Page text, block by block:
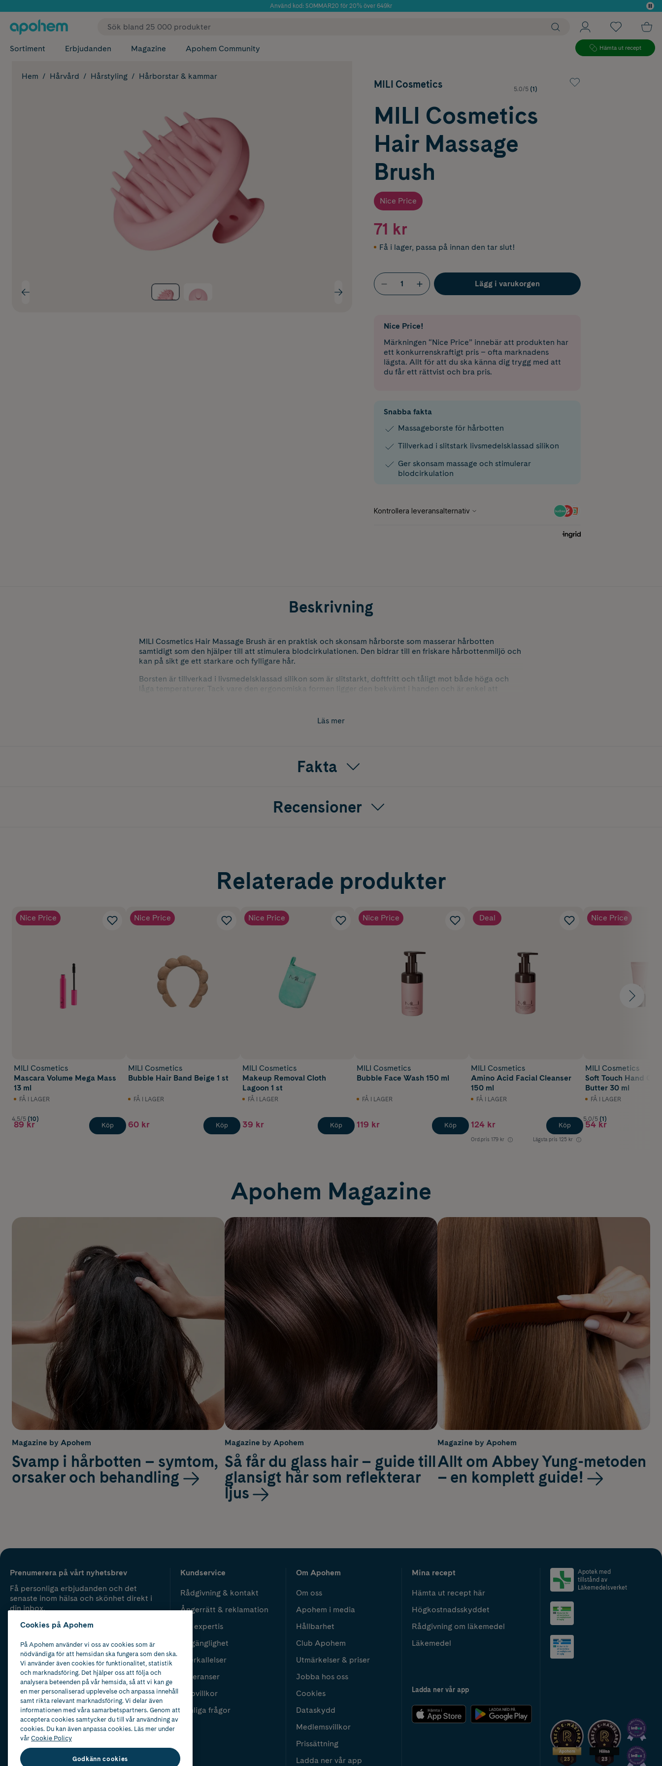
Använd kod: SOMMAR20 för 20% över 649kr
✓ Fri frakt
Sortiment Erbjudanden Magazine Apohem Community Hämta ut recept
Hem Hårvård Hårstyling Hårborstar & kammar
MILI Cosmetics 5.0/5 (1)
MILI Cosmetics
Hair Massage
Brush
Nice Price
71 kr
Få i lager, passa på innan den tar slut!
Lägg i varukorgen
Nice Price!
Märkningen “Nice Price” innebär att produkten har
ett konkurrenskraftigt pris – ofta marknadens
lägsta. Allt för att du ska känna dig trygg med att
du får ett rättvist och bra pris.
Snabba fakta
Massageborste för hårbotten
Tillverkad i slitstark livsmedelsklassad silikon
Ger skonsam massage och stimulerar
blodcirkulation
Beskrivning
MILI Cosmetics Hair Massage Brush är en praktisk och skonsam hårborste som masserar hårbotten
samtidigt som den hjälper till att stimulera blodcirkulationen. Den bidrar till en friskare hårbottenmiljö och
kan på sikt ge ett starkare och fylligare hår.
Borsten är tillverkad i livsmedelsklassad silikon som är slitstarkt, doftfritt och tåligt mot både höga och
låga temperaturer. Tack vare den ergonomiska formen ligger den bekvämt i handen och är enkel att
Med rätt skötsel håller den länge och blir ett hållbart verktyg i din hårvårdsrutin.
Läs mer
Fakta
Recensioner
Relaterade produkter
Nice Price
MILI Cosmetics
Mascara Volume Mega Mass
13 ml
FÅ I LAGER
4.5/5 (10)
89 kr Köp
Nice Price
MILI Cosmetics
Bubble Hair Band Beige 1 st
FÅ I LAGER
60 kr Köp
Nice Price
MILI Cosmetics
Makeup Removal Cloth
Lagoon 1 st
FÅ I LAGER
39 kr Köp
Nice Price
MILI Cosmetics
Bubble Face Wash 150 ml
FÅ I LAGER
119 kr Köp
Deal
MILI Cosmetics
Amino Acid Facial Cleanser
150 ml
FÅ I LAGER
124 kr
Ord.pris 179 kr Lägsta pris 125 kr
Köp
Nice Price
MILI Cosmetics
Soft Touch Hand
Butter 30 ml
FÅ I LAGER
5.0/5 (1)
54 kr
Apohem Magazine
Magazine by Apohem
Svamp i hårbotten – symtom,
orsaker och behandling
Magazine by Apohem
Så får du glass hair – guide till
glansigt hår som reflekterar
ljus
Magazine by Apohem
Allt om Abbey Yung-metoden
– en komplett guide!
Prenumerera på vårt nyhetsbrev
Få personliga erbjudanden och det
senaste inom hälsa och skönhet direkt i
din inbox.
Kundservice
Rådgivning & kontakt
Ångerrätt & reklamation
Vår expertis
Tillgänglighet
Återkallelser
Leveranser
Köpvillkor
Vanliga frågor
Om Apohem
Om oss
Apohem i media
Hållbarhet
Club Apohem
Utmärkelser & priser
Jobba hos oss
Cookies
Dataskydd
Medlemsvillkor
Prissättning
Ladda ner vår app
Mina recept
Hämta ut recept här
Högkostnadsskyddet
Rådgivning om läkemedel
Läkemedel
Ladda ner vår app
Apotek med
tillstånd av
Läkemedelsverket
2024
Cookies på Apohem
På Apohem använder vi oss av cookies som är
nödvändiga för att hemsidan ska fungera som den ska.
Vi använder även cookies för funktionalitet, statistik
och marknadsföring. Det hjälper oss att följa och
analysera beteenden på vår hemsida, så att vi kan ge
en mer personaliserad upplevelse och anpassa innehåll
samt rikta relevant marknadsföring. Vi delar även
informationen med våra samarbetspartners. Genom att
acceptera cookies samtycker du till vår användning av
cookies. Du kan även anpassa cookies. Läs mer under
vårCookie Policy
Godkänn cookies